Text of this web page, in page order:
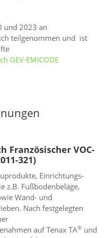
und 2023 an
teilgenommen und ist
GEV-EMICODE
Französischer VOC-
321)
Einrichtungs-
z.B. Fußbodenbeläge,
Wand- und
Nach festgelegten
auf Tenax TA® und